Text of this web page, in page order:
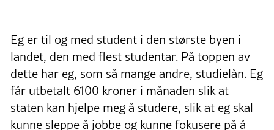
Eg er til og med student i den største byen i
landet, den med flest studentar. På toppen av
dette har eg, som så mange andre, studielån. Eg
får utbetalt 6100 kroner i månaden slik at
staten kan hjelpe meg å studere, slik at eg skal
kunne sleppe å jobbe og kunne fokusere på å